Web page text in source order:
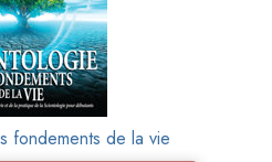
fondements de la vie